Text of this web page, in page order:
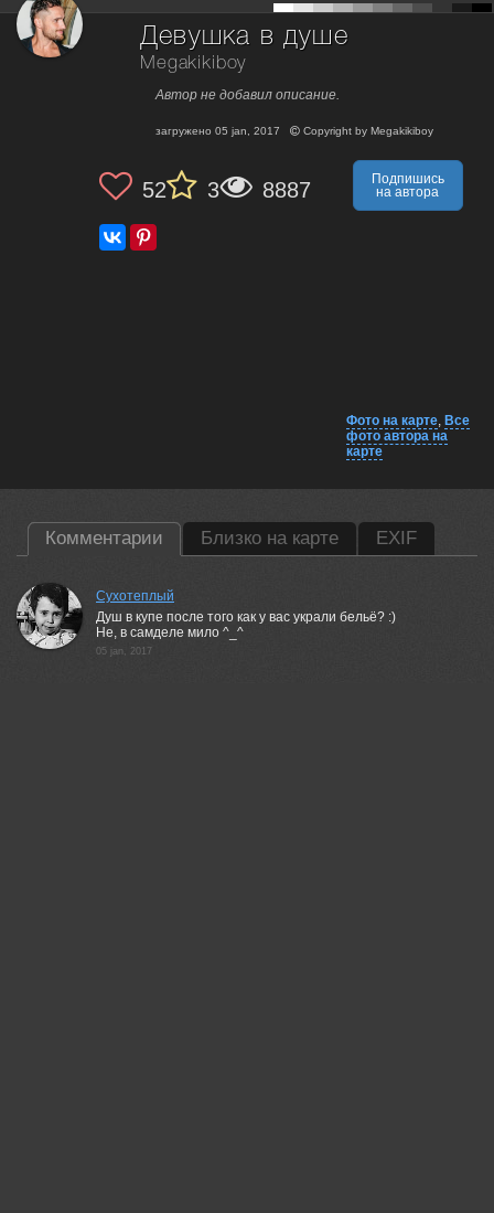
Девушка в душе
Megakikiboy
Автор не добавил описание.
загружено 05 jan, 2017 Copyright by Megakikiboy
52 3 8887
Подпишись
на автора
Фото на карте, Все
фото автора на
карте
Комментарии Близко на карте EXIF
Сухотеплый
Душ в купе после того как у вас украли бельё? :)
Не, в самделе мило ^_^
05 jan, 2017